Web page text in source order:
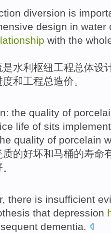
diversion is
design in water
with the
是水利 枢纽工程总体设
度和工程总造价 。
: the quality of
life of sits
quality of porcelain
质的好坏和马桶的寿命
。
, there is insufficient
that depression
dementia.